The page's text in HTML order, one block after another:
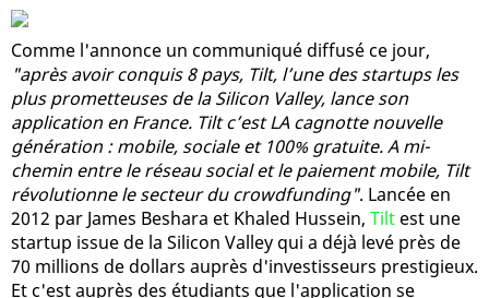
Comme l'annonce un communiqué diffusé ce jour,
"après avoir conquis 8 pays, Tilt, l’une des startups les
plus prometteuses de la Silicon Valley, lance son
application en France. Tilt c’est LA cagnotte nouvelle
génération : mobile, sociale et 100% gratuite. A mi-
chemin entre le réseau social et le paiement mobile, Tilt
révolutionne le secteur du crowdfunding". Lancée en
2012 par James Beshara et Khaled Hussein, Tilt est une
startup issue de la Silicon Valley qui a déjà levé près de
70 millions de dollars auprès d'investisseurs prestigieux.
Et c'est auprès des étudiants que l'application se